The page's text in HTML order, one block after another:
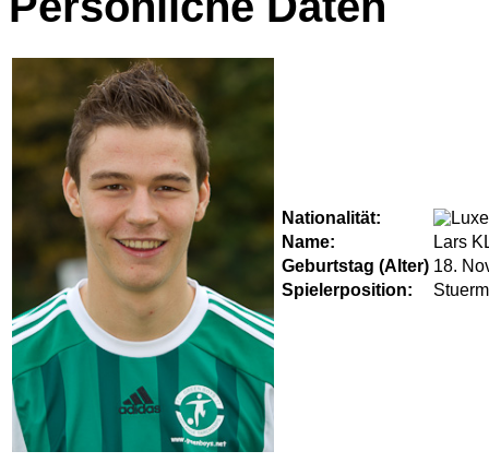
Nationalität:
Name:
Lars
Geburtstag (Alter) 18.
Spielerposition:
Stuerm